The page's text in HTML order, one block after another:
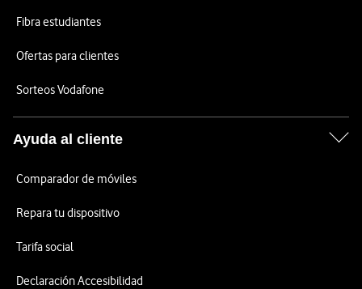
Fibra estudiantes
Ofertas para clientes
Sorteos Vodafone
Ayuda al cliente
Comparador de móviles
Repara tu dispositivo
Tarifa social
Declaración Accesibilidad